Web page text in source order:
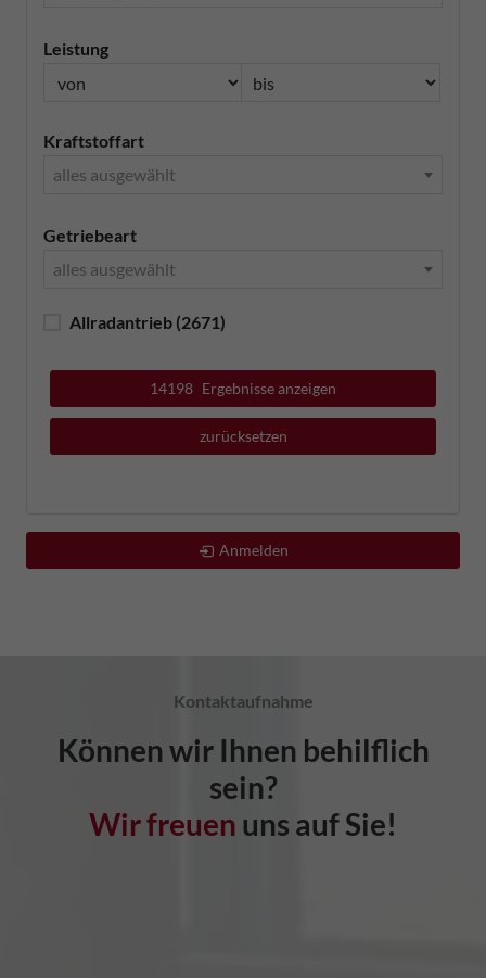
Leistung
Kraftstoffart
alles ausgewählt
Getriebeart
alles ausgewählt
Allradantrieb (2671)
14198 Ergebnisse anzeigen
zurücksetzen
Anmelden
Kontaktaufnahme
Können wir Ihnen behilflich
sein?
Wir freuen uns auf Sie!